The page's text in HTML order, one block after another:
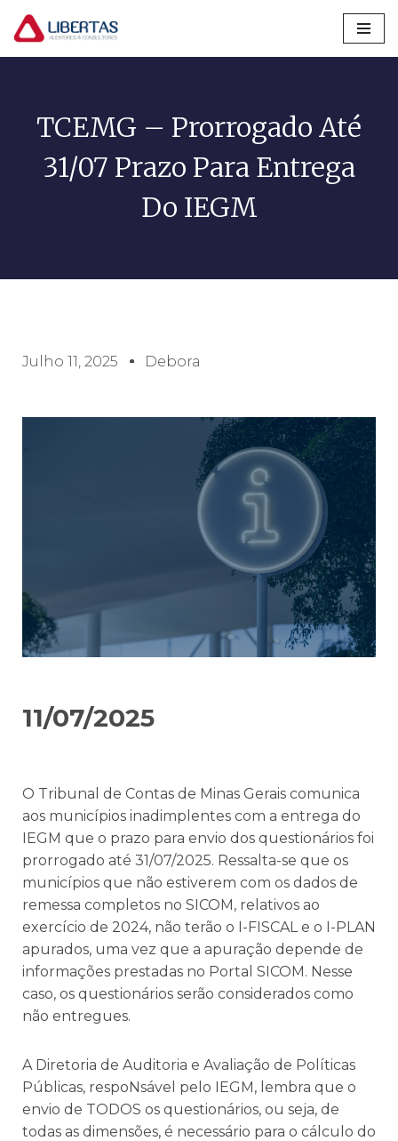
Pular
TCEMG – Prorrogado Até
31/07 Prazo Para Entrega
Do IEGM
Julho 11, 2025 Debora
11/07/2025
O Tribunal de Contas de Minas Gerais comunica
aos municípios inadimplentes com a entrega do
IEGM que o prazo para envio dos questionários foi
prorrogado até 31/07/2025. Ressalta-se que os
municípios que não estiverem com os dados de
remessa completos no SICOM, relativos ao
exercício de 2024, não terão o I-FISCAL e o I-PLAN
apurados, uma vez que a apuração depende de
informações prestadas no Portal SICOM. Nesse
caso, os questionários serão considerados como
não entregues.
A Diretoria de Auditoria e Avaliação de Políticas
Públicas, respoNsável pelo IEGM, lembra que o
envio de TODOS os questionários, ou seja, de
todas as dimensões, é necessário para o cálculo do